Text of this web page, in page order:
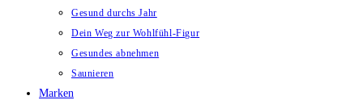
Gesund durchs Jahr
Dein Weg zur Wohlfühl-Figur
Gesundes abnehmen
Saunieren
Marken